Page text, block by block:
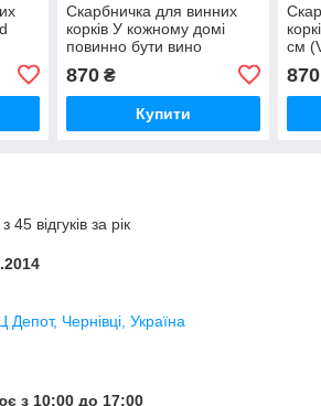
Скарбничка для винних
корків У кожному домі
повинно бути вино
870₴
Купити
см
870
відгуків за рік
Чернівці, Україна
з 10:00 до 17:00